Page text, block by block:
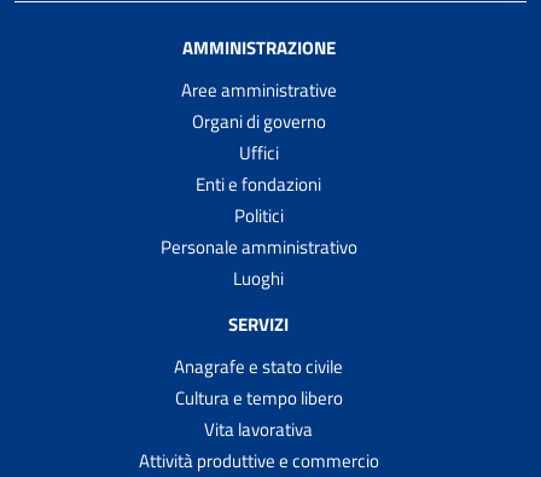
AMMINISTRAZIONE
Aree amministrative
Organi di governo
Uffici
Enti e fondazioni
Politici
Personale amministrativo
Luoghi
SERVIZI
Anagrafe e stato civile
Cultura e tempo libero
Vita lavorativa
Attività produttive e commercio